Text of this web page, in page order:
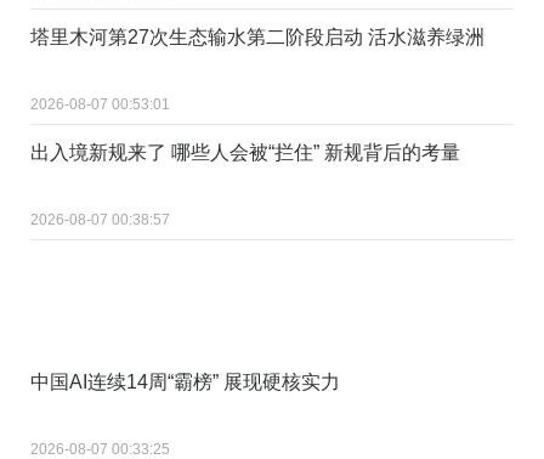
塔里木河第27次生态输水第二阶段启动 活水滋养绿洲
2026-08-07 00:53:01
出入境新规来了 哪些人会被“拦住” 新规背后的考量
2026-08-07 00:38:57
中国AI连续14周“霸榜” 展现硬核实力
2026-08-07 00:33:25